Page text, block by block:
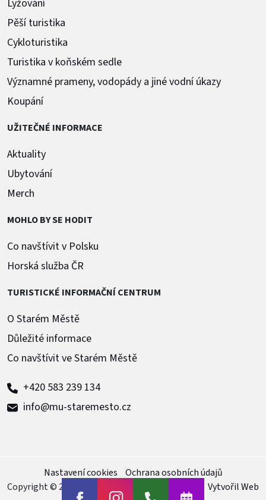
Lyžování
Pěší turistika
Cykloturistika
Turistika v koňském sedle
Významné prameny, vodopády a jiné vodní úkazy
Koupání
UŽITEČNÉ INFORMACE
Aktuality
Ubytování
Merch
MOHLO BY SE HODIT
Co navštívit v Polsku
Horská služba ČR
TURISTICKÉ INFORMAČNÍ CENTRUM
O Starém Městě
Důležité informace
Co navštívit ve Starém Městě
+420 583 239 134
info@mu-staremesto.cz
Nastavení cookies
Ochrana osobních údajů
Copyright © 2024
Vytvořil Web